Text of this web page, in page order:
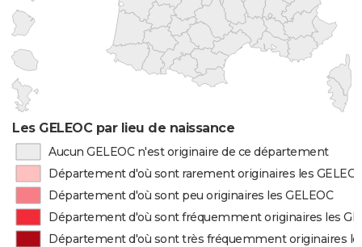
Les GELEOC par lieu de naissance
Aucun GELEOC n'est originaire de ce département
Département d'où sont rarement originaires les
Département d'où sont peu originaires les GELEOC
Département d'où sont fréquemment originaires les
Département d'où sont très fréquemment originaires